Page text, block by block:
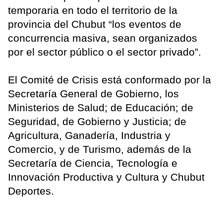
temporaria en todo el territorio de la
provincia del Chubut “los eventos de
concurrencia masiva, sean organizados
por el sector público o el sector privado”.
El Comité de Crisis está conformado por la
Secretaría General de Gobierno, los
Ministerios de Salud; de Educación; de
Seguridad, de Gobierno y Justicia; de
Agricultura, Ganadería, Industria y
Comercio, y de Turismo, además de la
Secretaría de Ciencia, Tecnología e
Innovación Productiva y Cultura y Chubut
Deportes.